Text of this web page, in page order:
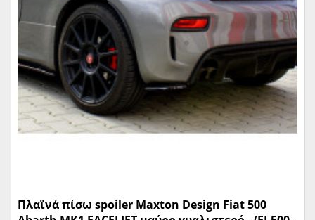
Πλαϊνά πίσω spoiler Maxton Design Fiat 500